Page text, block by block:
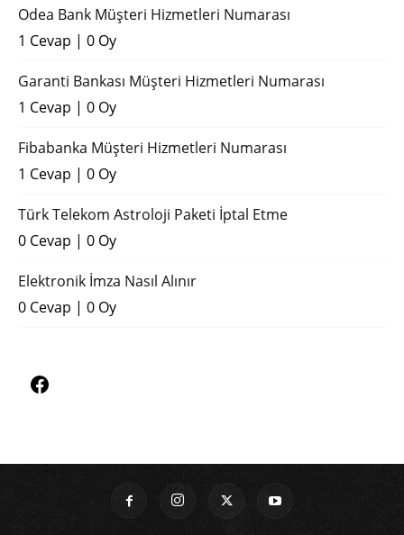
Odea Bank Müşteri Hizmetleri Numarası
1 Cevap | 0 Oy
Garanti Bankası Müşteri Hizmetleri Numarası
1 Cevap | 0 Oy
Fibabanka Müşteri Hizmetleri Numarası
1 Cevap | 0 Oy
Türk Telekom Astroloji Paketi İptal Etme
0 Cevap | 0 Oy
Elektronik İmza Nasıl Alınır
0 Cevap | 0 Oy